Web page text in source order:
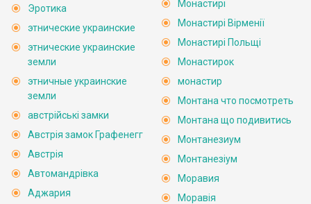
Эротика
этнические украинские
этнические украинские
земли
этничные украинские
земли
австрійські замки
Австрія замок Графенегг
Австрія
Автомандрівка
Аджария
Монастирі
Монастирі Вірменії
Монастирі Польщі
Монастирок
монастир
Монтана что посмотреть
Монтана що подивитись
Монтанезиум
Монтанезіум
Моравия
Моравія